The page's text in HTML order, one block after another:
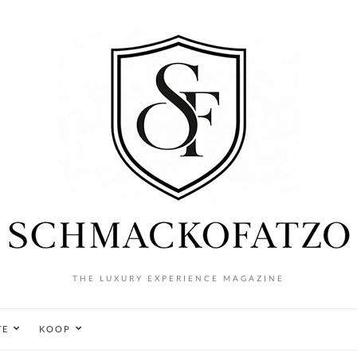
THE LUXURY EXPERIENCE MAGAZINE
KOOP